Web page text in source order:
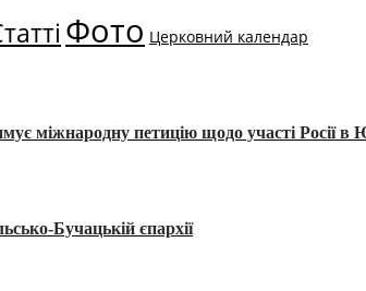
Фото Церковний календар
міжнародну петицію щодо участі
Бучацькій єпархії